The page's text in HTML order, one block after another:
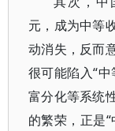
元，成为中等
动消失，反而
很可能陷入“
富分化等系统
的繁荣，正是